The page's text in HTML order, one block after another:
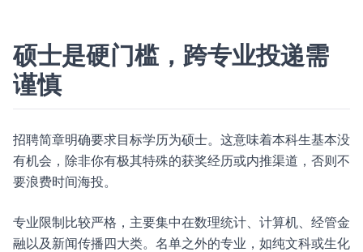
硕士是硬门槛，跨专业投递需
谨慎
招聘简章明确要求目标学历为硕士。这意味着本科生基本没
有机会，除非你有极其特殊的获奖经历或内推渠道，否则不
要浪费时间海投。
专业限制比较严格，主要集中在数理统计、计算机、经管金
融以及新闻传播四大类。名单之外的专业，如纯文科或生化